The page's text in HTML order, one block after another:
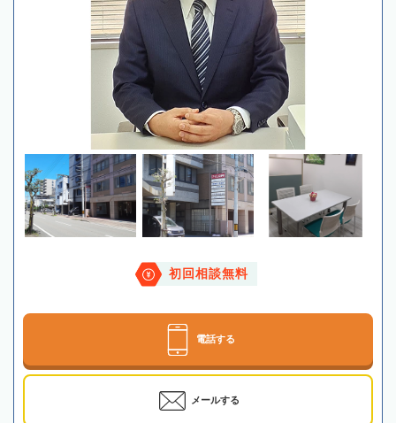
初回相談無料
電話する
メールする